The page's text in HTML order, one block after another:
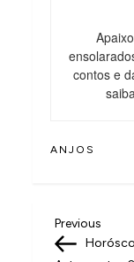
contos e
ANJOS
N
Previous
Post
Previous